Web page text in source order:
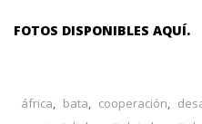
FOTOS DISPONIBLES AQUÍ.
áfrica, bata, cooperación,